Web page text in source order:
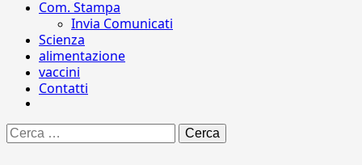
Com. Stampa
Invia Comunicati
Scienza
alimentazione
vaccini
Contatti
Ricerca
per: